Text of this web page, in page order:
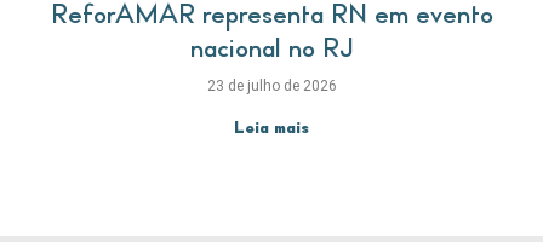
ReforAMAR representa RN em evento
nacional no RJ
23 de julho de 2026
Leia mais